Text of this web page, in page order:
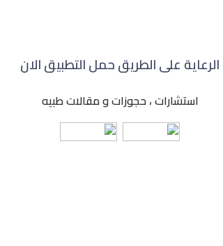
الرعاية على الطريق حمل التطبيق الان
استشارات ، حجوزات و مقالات طبيه